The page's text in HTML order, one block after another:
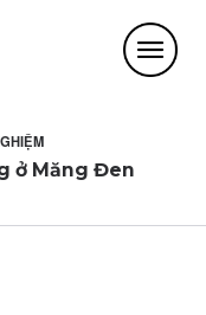
ở Măng Đen